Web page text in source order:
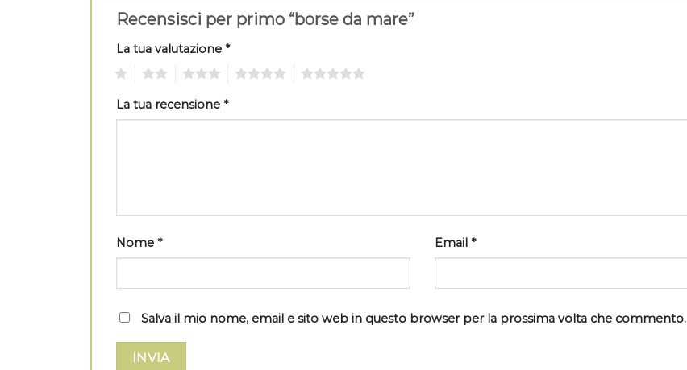
Recensisci per primo “borse da mare”
La tua valutazione *
La tua recensione *
Nome * Email *
Salva il mio nome, email e sito web in questo browser per la prossima volta che commento.